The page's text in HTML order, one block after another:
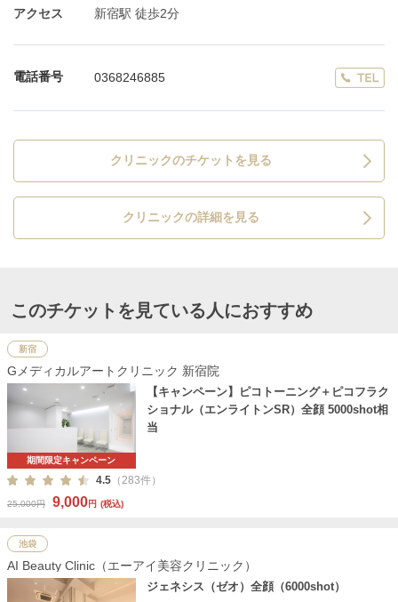
アクセス 新宿駅 徒歩2分
電話番号 0368246885
クリニックのチケットを見る
クリニックの詳細を見る
このチケットを見ている人におすすめ
新宿
Gメディカルアートクリニック 新宿院
期間限定キャンペーン
【キャンペーン】ピコトーニング＋ピコフラク
ショナル（エンライトンSR）全顔 5000shot相
当
4.5 （283件）
25,000円 9,000円 (税込)
池袋
AI Beauty Clinic（エーアイ美容クリニック）
ジェネシス（ゼオ）全顔（6000shot）